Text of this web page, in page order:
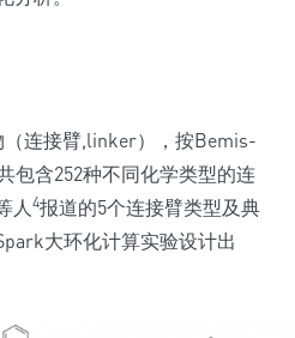
连接臂,linker），按Bemis-
包含252种不同化学类型的连
人4报道的5个连接臂类型及典
大环化计算实验设计出